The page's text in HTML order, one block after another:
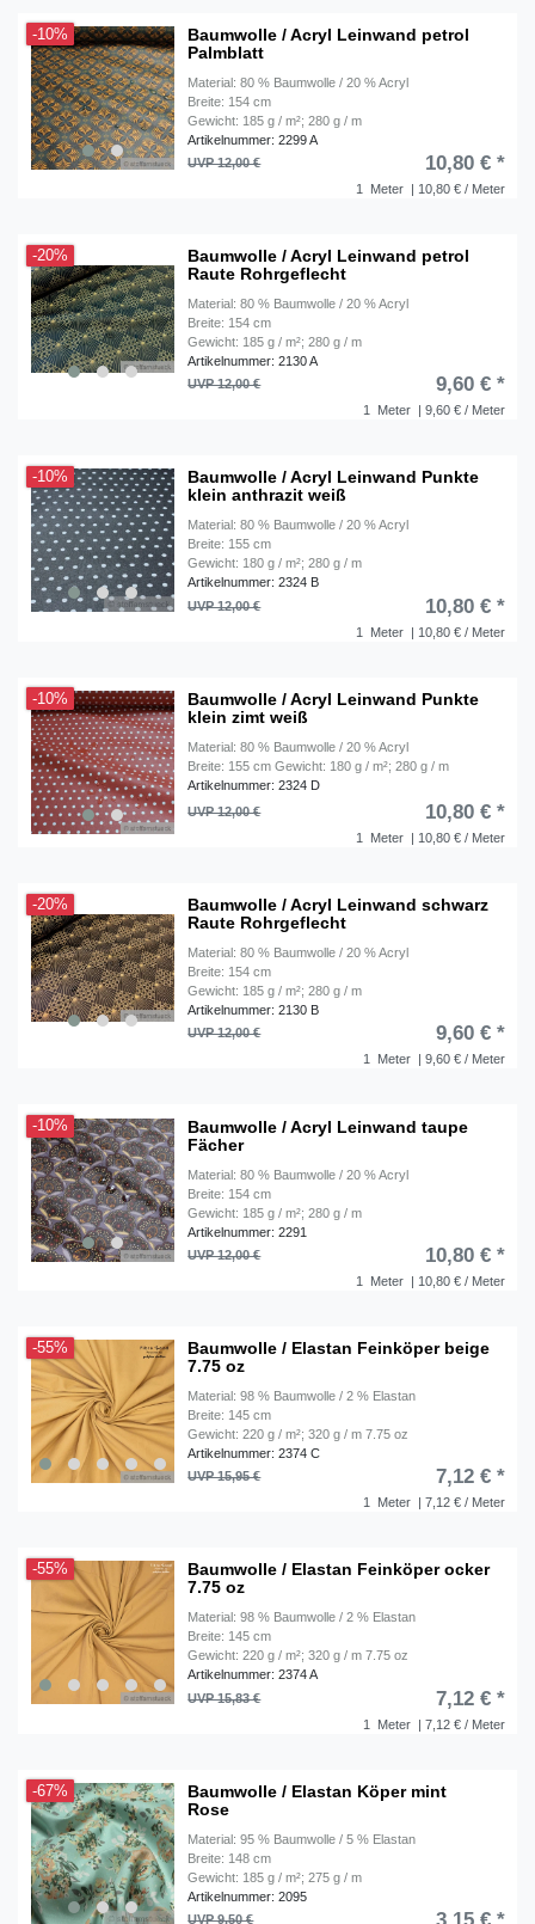
-10%
Baumwolle / Acryl Leinwand petrol
Palmblatt
Material: 80 % Baumwolle / 20 % Acryl
Breite: 154 cm
Gewicht: 185 g / m²; 280 g / m
Artikelnummer: 2299 A
1 Meter | 10,80 € / Meter
UVP 12,00 € 10,80 € *
-20%
Baumwolle / Acryl Leinwand petrol
Raute Rohrgeflecht
Material: 80 % Baumwolle / 20 % Acryl
Breite: 154 cm
Gewicht: 185 g / m²; 280 g / m
Artikelnummer: 2130 A
1 Meter | 9,60 € / Meter
UVP 12,00 € 9,60 € *
-10%
Baumwolle / Acryl Leinwand Punkte
klein anthrazit weiß
Material: 80 % Baumwolle / 20 % Acryl
Breite: 155 cm
Gewicht: 180 g / m²; 280 g / m
Artikelnummer: 2324 B
1 Meter | 10,80 € / Meter
UVP 12,00 € 10,80 € *
-10%
Baumwolle / Acryl Leinwand Punkte
klein zimt weiß
Material: 80 % Baumwolle / 20 % Acryl
Breite: 155 cm Gewicht: 180 g / m²; 280 g / m
Artikelnummer: 2324 D
1 Meter | 10,80 € / Meter
UVP 12,00 € 10,80 € *
-20%
Baumwolle / Acryl Leinwand schwarz
Raute Rohrgeflecht
Material: 80 % Baumwolle / 20 % Acryl
Breite: 154 cm
Gewicht: 185 g / m²; 280 g / m
Artikelnummer: 2130 B
1 Meter | 9,60 € / Meter
UVP 12,00 € 9,60 € *
-10%
Baumwolle / Acryl Leinwand taupe
Fächer
Material: 80 % Baumwolle / 20 % Acryl
Breite: 154 cm
Gewicht: 185 g / m²; 280 g / m
Artikelnummer: 2291
1 Meter | 10,80 € / Meter
UVP 12,00 € 10,80 € *
-55%
Baumwolle / Elastan Feinköper beige
7.75 oz
Material: 98 % Baumwolle / 2 % Elastan
Breite: 145 cm
Gewicht: 220 g / m²; 320 g / m 7.75 oz
Artikelnummer: 2374 C
1 Meter | 7,12 € / Meter
UVP 15,95 € 7,12 € *
-55%
Baumwolle / Elastan Feinköper ocker
7.75 oz
Material: 98 % Baumwolle / 2 % Elastan
Breite: 145 cm
Gewicht: 220 g / m²; 320 g / m 7.75 oz
Artikelnummer: 2374 A
1 Meter | 7,12 € / Meter
UVP 15,83 € 7,12 € *
-67%
Baumwolle / Elastan Köper mint
Rose
Material: 95 % Baumwolle / 5 % Elastan
Breite: 148 cm
Gewicht: 185 g / m²; 275 g / m
Artikelnummer: 2095
UVP 9,50 €